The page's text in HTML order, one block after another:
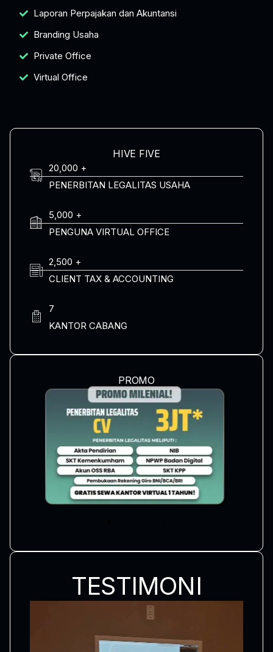
Laporan Perpajakan dan Akuntansi
Branding Usaha
Private Office
Virtual Office
HIVE FIVE
20,000 +
PENERBITAN LEGALITAS USAHA
5,000 +
PENGUNA VIRTUAL OFFICE
2,500 +
CLIENT TAX & ACCOUNTING
7
KANTOR CABANG
PROMO
TESTIMONI